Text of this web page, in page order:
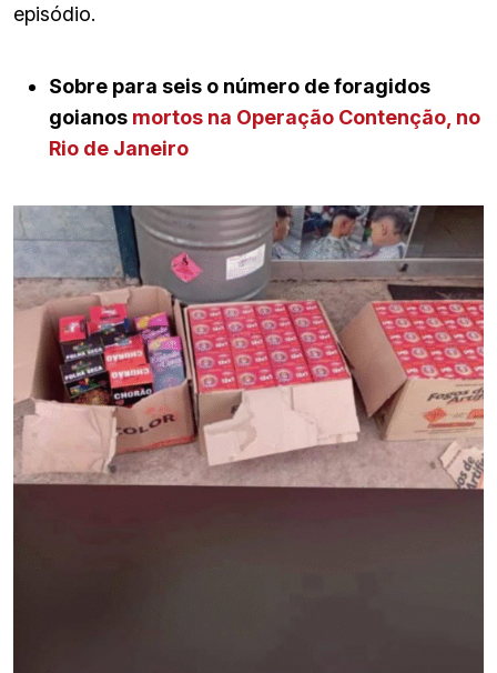
episódio.
Sobre para seis o número de foragidos
goianos mortos na Operação Contenção, no
Rio de Janeiro